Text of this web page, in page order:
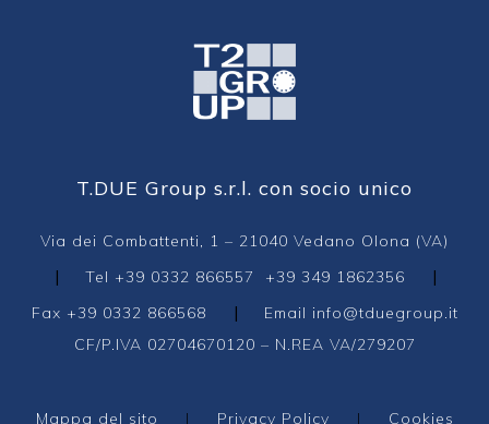
T.DUE Group s.r.l. con socio unico
Via dei Combattenti, 1 – 21040 Vedano Olona (VA)
| Tel +39 0332 866557 +39 349 1862356 |
Fax +39 0332 866568 | Email info@tduegroup.it
CF/P.IVA 02704670120 – N.REA VA/279207
Mappa del sito | Privacy Policy | Cookies